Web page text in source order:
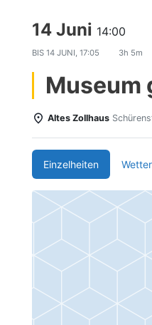
14 Juni 14:00
BIS 14 JUNI, 17:05 3h 5m
Museum
Altes Zollhaus
Einzelheiten Wetter